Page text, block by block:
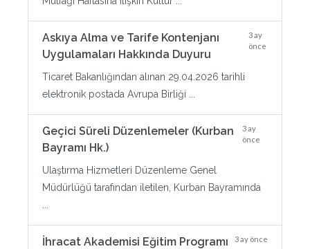
Askıya Alma ve Tarife Kontenjanı
Uygulamaları Hakkında Duyuru
3 ay
önce
Ticaret Bakanlığından alınan 29.04.2026 tarihli
elektronik postada Avrupa Birliği ...
Geçici Süreli Düzenlemeler (Kurban
Bayramı Hk.)
3 ay
önce
Ulaştırma Hizmetleri Düzenleme Genel
Müdürlüğü tarafından iletilen, Kurban Bayramında
İhracat Akademisi Eğitim Programı 3 ay önce